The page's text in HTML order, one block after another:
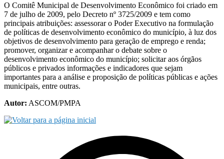
O Comitê Municipal de Desenvolvimento Econômico foi criado em
7 de julho de 2009, pelo Decreto nº 3725/2009 e tem como
principais atribuições: assessorar o Poder Executivo na formulação
de políticas de desenvolvimento econômico do município, à luz dos
objetivos de desenvolvimento para geração de emprego e renda;
promover, organizar e acompanhar o debate sobre o
desenvolvimento econômico do município; solicitar aos órgãos
públicos e privados informações e indicadores que sejam
importantes para a análise e proposição de políticas públicas e ações
municipais, entre outras.
Autor: ASCOM/PMPA